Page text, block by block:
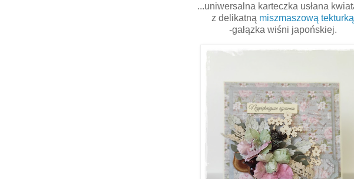
...uniwersalna karteczka usłana
z delikatną miszmaszową tekturką
-gałązka wiśni japońskiej.